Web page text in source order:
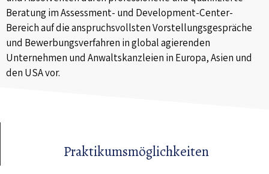
Beratung im Assessment- und Development-Center-
Bereich auf die anspruchsvollsten Vorstellungsgespräche
und Bewerbungsverfahren in global agierenden
Unternehmen und Anwaltskanzleien in Europa, Asien und
den USA vor.
Praktikumsmöglichkeiten